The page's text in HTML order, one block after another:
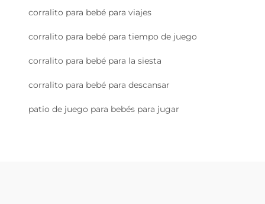
corralito para bebé para viajes
corralito para bebé para tiempo de juego
corralito para bebé para la siesta
corralito para bebé para descansar
patio de juego para bebés para jugar